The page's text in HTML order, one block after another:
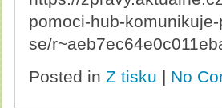
pomoci-hub-
se/
Posted in Z tisku | No